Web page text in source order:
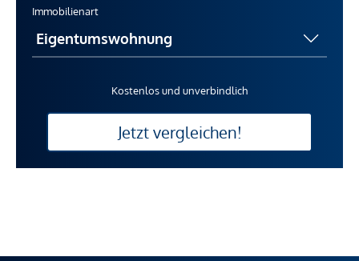
Immobilienart
Kostenlos und unverbindlich
Jetzt vergleichen!